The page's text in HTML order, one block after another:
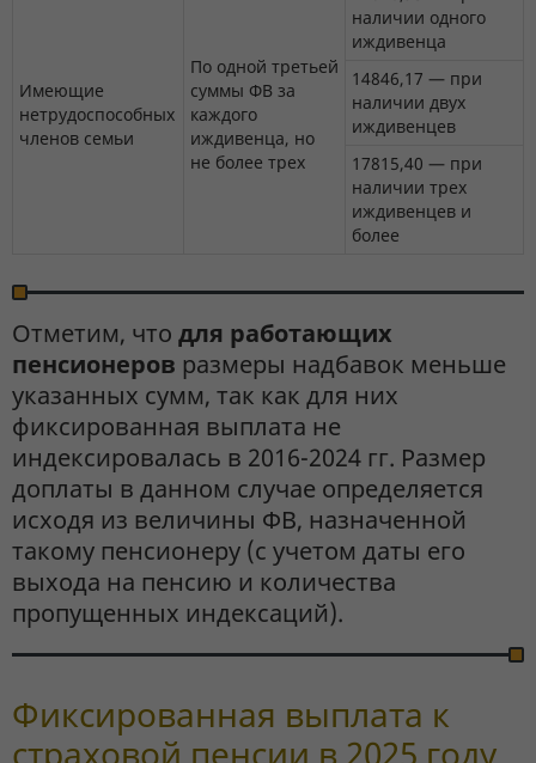
Имеющие
нетрудоспособных
членов семьи
По одной третьей
суммы ФВ за
каждого
иждивенца, но
не более трех
наличии одного
иждивенца
14846,17 — при
наличии двух
иждивенцев
17815,40 — при
наличии трех
иждивенцев и
более
Отметим, что для работающих
пенсионеров размеры надбавок меньше
указанных сумм, так как для них
фиксированная выплата не
индексировалась в 2016-2024 гг. Размер
доплаты в данном случае определяется
исходя из величины ФВ, назначенной
такому пенсионеру (с учетом даты его
выхода на пенсию и количества
пропущенных индексаций).
Фиксированная выплата к